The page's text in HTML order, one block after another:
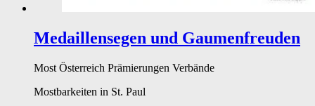
Medaillensegen und Gaumenfreuden
Most Österreich Prämierungen Verbände
Mostbarkeiten in St. Paul